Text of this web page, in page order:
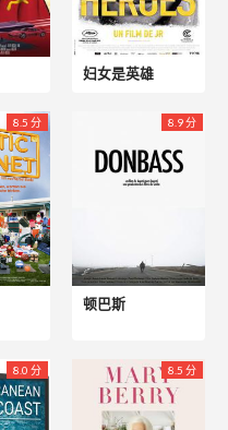
妇女是英雄
8.5 分 8.9 分
顿巴斯
8.0 分 8.5 分